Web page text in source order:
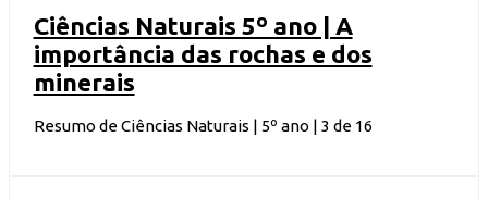
Ciências Naturais 5º ano | A
importância das rochas e dos
minerais
Resumo de Ciências Naturais | 5º ano | 3 de 16